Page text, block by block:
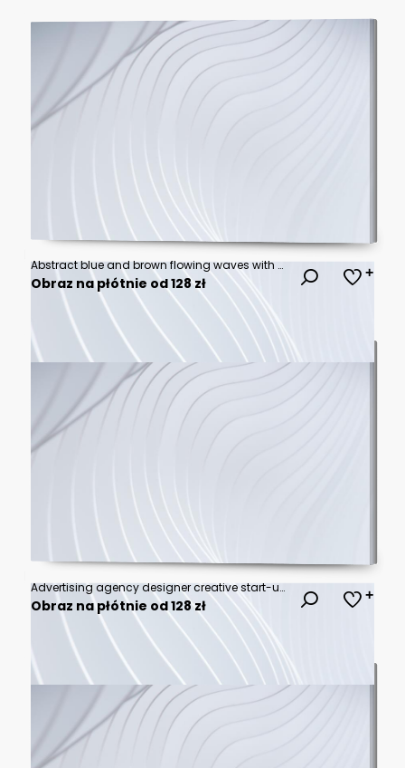
Abstract blue and brown flowing waves with soft motion blur effect for modern digital background, elegant liquid texture for website banner or presentation
Obraz na płótnie od 128 zł
Advertising agency designer creative start-up team discussing ideas in office.
Obraz na płótnie od 128 zł